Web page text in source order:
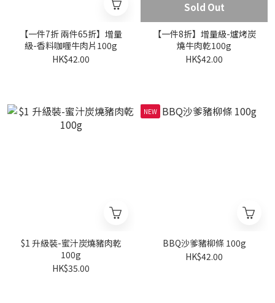
【一件7折 兩件65折】增量
級-香料咖喱牛肉片100g
HK$42.00
Sold Out
【一件8折】增量級-爐烤炭
燒牛肉乾100g
HK$42.00
$1 升級裝-蜜汁炭燒豬肉乾
100g
HK$35.00
NEW
BBQ沙爹豬柳條 100g
HK$42.00